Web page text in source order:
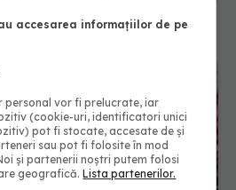
poate duce la boli ale
avertisment
accesarea informațiilor de pe
personal vor fi prelucrate, iar
(cookie-uri, identificatori unici
pot fi stocate, accesate de și
sau pot fi folosite în mod
și partenerii noștri putem folosi
geografică.Lista partenerilor.